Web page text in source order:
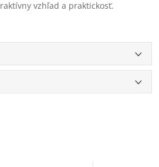
vzhľad a praktickosť.